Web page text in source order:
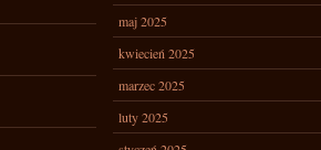
maj 2025
kwiecień 2025
marzec 2025
luty 2025